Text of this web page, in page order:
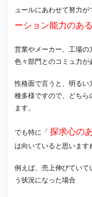
④い
まま
で行
きた
対策
で一
かっ
たも
のは
何が
ます
か？
5
し現
在、
ュールにあわせて努力
ーション能力のあ
営業やメーカー、工場の
色々部門とのコミュ力が
性格面で言うと、明るい
種多様ですので、どち
ます。
でも特に「 探求心の
は向いていると思います
例えば、売上伸びてい
う状況になった場合